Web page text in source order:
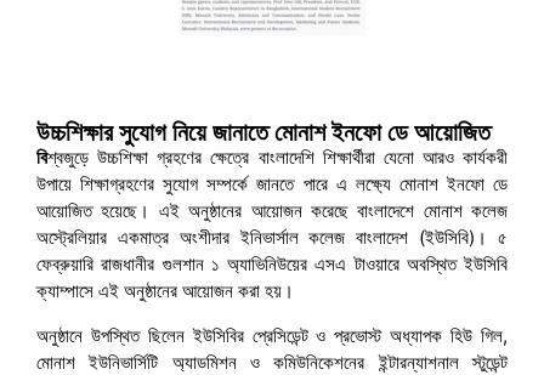
উচ্চশিক্ষার সুযোগ নিয়ে জানাতে মোনাশ ইনফো ডে আয়োজিত
বিশ্বজুড়ে উচ্চশিক্ষা গ্রহণের ক্ষেত্রে বাংলাদেশি শিক্ষার্থীরা যেনো আরও কার্যকরী
উপায়ে শিক্ষাগ্রহণের সুযোগ সম্পর্কে জানতে পারে এ লক্ষ্যে মোনাশ ইনফো ডে
আয়োজিত হয়েছে। এই অনুষ্ঠানের আয়োজন করেছে বাংলাদেশে মোনাশ কলেজ
অস্ট্রেলিয়ার একমাত্র অংশীদার ইনিভার্সাল কলেজ বাংলাদেশ (ইউসিবি)। ৫
ফেব্রুয়ারি রাজধানীর গুলশান ১ অ্যাভিনিউয়ের এসএ টাওয়ারে অবস্থিত ইউসিবি
ক্যাম্পাসে এই অনুষ্ঠানের আয়োজন করা হয়।
অনুষ্ঠানে উপস্থিত ছিলেন ইউসিবির প্রেসিডেন্ট ও প্রভোস্ট অধ্যাপক হিউ গিল,
মোনাশ ইউনিভার্সিটি অ্যাডমিশন ও কমিউনিকেশনের ইন্টারন্যাশনাল স্টুডেন্ট